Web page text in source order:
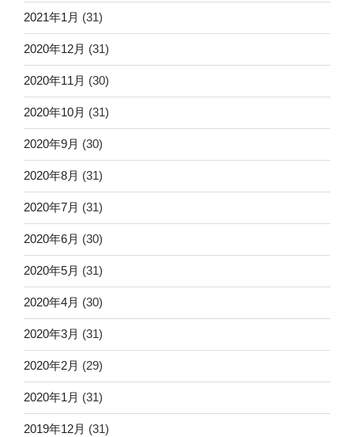
2021年1月 (31)
2020年12月 (31)
2020年11月 (30)
2020年10月 (31)
2020年9月 (30)
2020年8月 (31)
2020年7月 (31)
2020年6月 (30)
2020年5月 (31)
2020年4月 (30)
2020年3月 (31)
2020年2月 (29)
2020年1月 (31)
2019年12月 (31)